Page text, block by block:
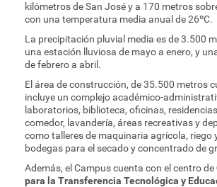
Directorio
kilómetros de San José y a 170 metros
con una temperatura media anual de 26ºC.
La precipitación pluvial media es de 3.500
una estación lluviosa de mayo a enero, y
de febrero a abril.
El área de construcción, de 35.500 metros
incluye un complejo académico-
laboratorios, biblioteca, oficinas,
comedor, lavandería, áreas recreativas y
como talleres de maquinaria agrícola, riego
bodegas para el secado y concentrado de
Además, el Campus cuenta con el centro de
para la Transferencia Tecnológica y